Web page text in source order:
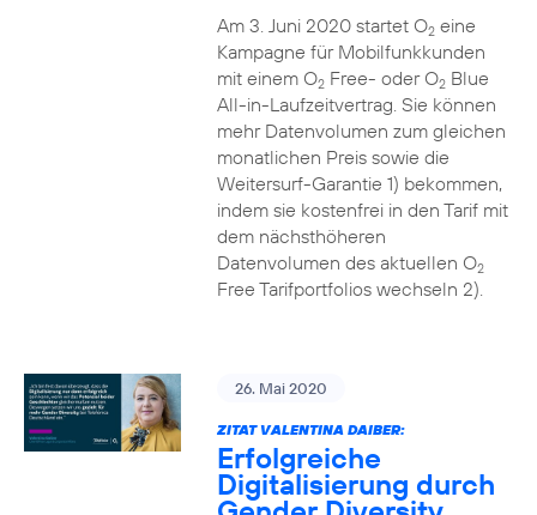
Am 3. Juni 2020 startet O2eine
Kampagne für Mobilfunkkunden
mit einem O2Free- oder O2Blue
All-in-Laufzeitvertrag. Sie können
mehr Datenvolumen zum gleichen
monatlichen Preis sowie die
Weitersurf-Garantie 1) bekommen,
indem sie kostenfrei in den Tarif mit
dem nächsthöheren
Datenvolumen des aktuellen O2
Free Tarifportfolios wechseln 2).
26. Mai 2020
ZITAT VALENTINA DAIBER:
Erfolgreiche
Digitalisierung durch